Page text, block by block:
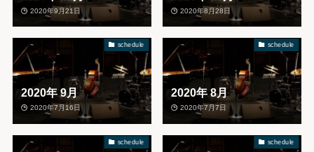
2020年9月21日 2020年8月28日
schedule
2020年 9月
2020年7月16日
schedule
2020年 8月
2020年7月7日
schedule schedule